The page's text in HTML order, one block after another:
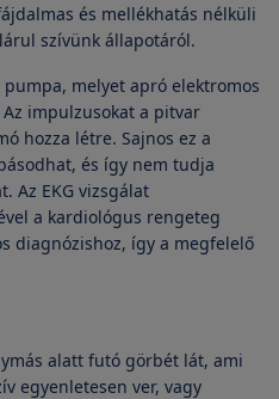
és mellékhatás nélküli
szívünk állapotáról.
melyet apró elektromos
impulzusokat a pitvar
hozza létre. Sajnos ez a
és így nem tudja
Az EKG vizsgálat
a kardiológus rengeteg
diagnózishoz, így a megfelelő
alatt futó görbét lát, ami
egyenletesen ver, vagy